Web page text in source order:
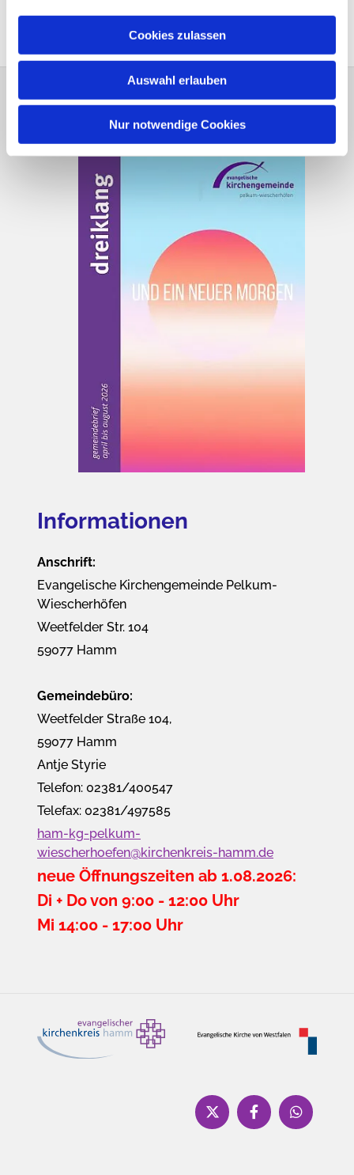
Cookies zulassen
Auswahl erlauben
Nur notwendige Cookies
Dreiklang Heft 1 - 2026
Informationen
Anschrift:
Evangelische Kirchengemeinde Pelkum-
Wiescherhöfen
Weetfelder Str. 104
59077 Hamm
Gemeindebüro:
Weetfelder Straße 104,
59077 Hamm
Antje Styrie
Telefon: 02381/400547
Telefax: 02381/497585
ham-kg-pelkum-
wiescherhoefen@kirchenkreis-hamm.de
neue Öffnungszeiten ab 1.08.2026:
Di + Do von 9:00 - 12:00 Uhr
Mi 14:00 - 17:00 Uhr